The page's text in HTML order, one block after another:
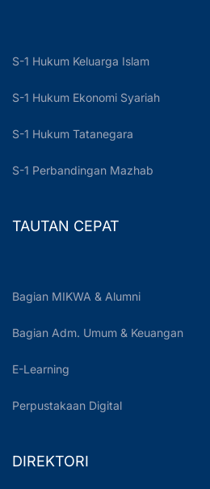
S-1 Hukum Keluarga Islam
S-1 Hukum Ekonomi Syariah
S-1 Hukum Tatanegara
S-1 Perbandingan Mazhab
TAUTAN CEPAT
Bagian MIKWA & Alumni
Bagian Adm. Umum & Keuangan
E-Learning
Perpustakaan Digital
DIREKTORI